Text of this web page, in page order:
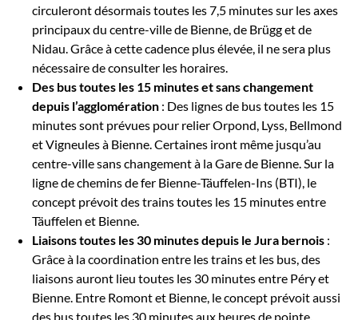
circuleront désormais toutes les 7,5 minutes sur les axes
principaux du centre-ville de Bienne, de Brügg et de
Nidau. Grâce à cette cadence plus élevée, il ne sera plus
nécessaire de consulter les horaires.
Des bus toutes les 15 minutes et sans changement
depuis l’agglomération : Des lignes de bus toutes les 15
minutes sont prévues pour relier Orpond, Lyss, Bellmond
et Vigneules à Bienne. Certaines iront même jusqu’au
centre-ville sans changement à la Gare de Bienne. Sur la
ligne de chemins de fer Bienne-Täuffelen-Ins (BTI), le
concept prévoit des trains toutes les 15 minutes entre
Täuffelen et Bienne.
Liaisons toutes les 30 minutes depuis le Jura bernois :
Grâce à la coordination entre les trains et les bus, des
liaisons auront lieu toutes les 30 minutes entre Péry et
Bienne. Entre Romont et Bienne, le concept prévoit aussi
des bus toutes les 30 minutes aux heures de pointe.